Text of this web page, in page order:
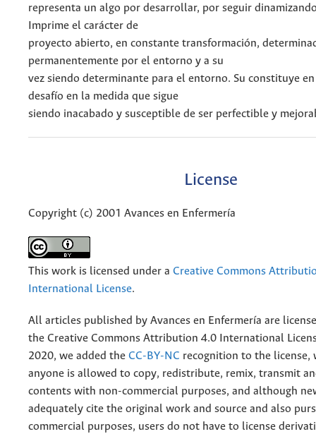
representa un algo por desarrollar, por seguir
Imprime el carácter de
proyecto abierto, en constante transformación,
permanentemente por el entorno y a su
vez siendo determinante para el entorno. Su constituye
desafío en la medida que sigue
siendo inacabado y susceptible de ser perfectible y
License
Copyright (c) 2001 Avances en Enfermería
This work is licensed under a Creative Commons
International License.
All articles published by Avances en Enfermería are
the Creative Commons Attribution 4.0 International
2020, we added the CC-BY-NC recognition to the license,
anyone is allowed to copy, redistribute, remix, transmit
contents with non-commercial purposes, and although
adequately cite the original work and source and also
commercial purposes, users do not have to license